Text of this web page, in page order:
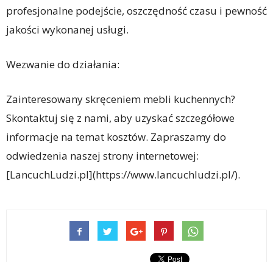
profesjonalne podejście, oszczędność czasu i pewność
jakości wykonanej usługi.
Wezwanie do działania:
Zainteresowany skręceniem mebli kuchennych?
Skontaktuj się z nami, aby uzyskać szczegółowe
informacje na temat kosztów. Zapraszamy do
odwiedzenia naszej strony internetowej:
[LancuchLudzi.pl](https://www.lancuchludzi.pl/).